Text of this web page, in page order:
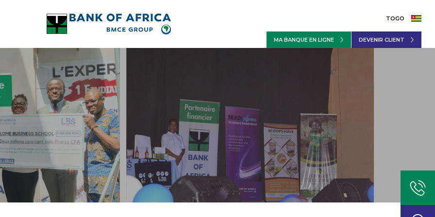
TOGO
DEVENIR CLIENT
MA BANQUE EN LIGNE